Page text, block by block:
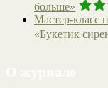
больше»
Мастер-класс
«Букетик